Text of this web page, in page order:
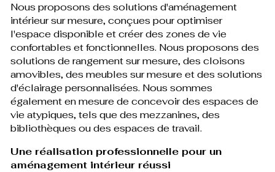
Nous proposons des solutions d'aménagement
intérieur sur mesure, conçues pour optimiser
l'espace disponible et créer des zones de vie
confortables et fonctionnelles. Nous proposons des
solutions de rangement sur mesure, des cloisons
amovibles, des meubles sur mesure et des solutions
d'éclairage personnalisées. Nous sommes
également en mesure de concevoir des espaces de
vie atypiques, tels que des mezzanines, des
bibliothèques ou des espaces de travail.
Une réalisation professionnelle pour un
aménagement intérieur réussi